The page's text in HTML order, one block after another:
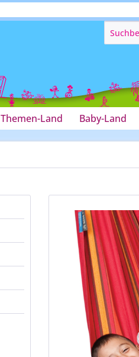
Themen-Land Baby-Land